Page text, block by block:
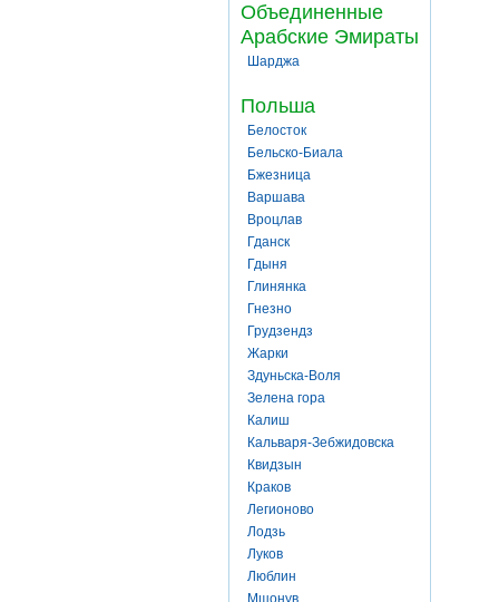
Объединенные
Арабские Эмираты
Шарджа
Польша
Белосток
Бельско-Биала
Бжезница
Варшава
Вроцлав
Гданск
Гдыня
Глинянка
Гнезно
Грудзендз
Жарки
Здуньска-Воля
Зелена гора
Калиш
Кальваря-Зебжидовска
Квидзын
Краков
Легионово
Лодзь
Луков
Люблин
Мщонув